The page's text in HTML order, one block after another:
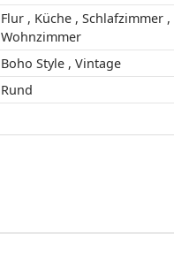
Flur , Küche , Schlafzimmer ,
Wohnzimmer
Boho Style , Vintage
Rund